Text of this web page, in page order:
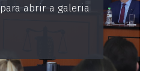
abrir a galeria